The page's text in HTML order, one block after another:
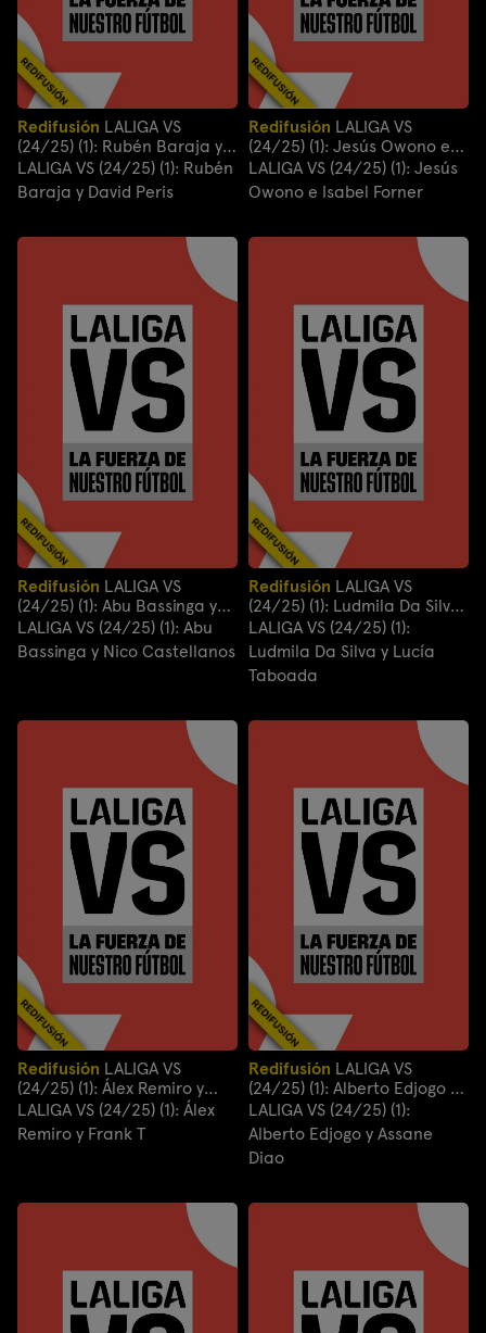
Redifusión
(24/25) (1): Rubén Baraja y
David Peris
LALIGA VS (24/25) (1): Rubén
Baraja y David Peris
Redifusión
(24/25) (1): Jesús Owono e
Isabel Forner
LALIGA VS (24/25) (1): Jesús
Owono e Isabel Forner
Redifusión
(24/25) (1): Abu Bassinga y
Nico Castellanos
LALIGA VS (24/25) (1): Abu
Bassinga y Nico Castellanos
Redifusión
(24/25) (1): Ludmila Da Silva
y Lucía Taboada
LALIGA VS (24/25) (1):
Ludmila Da Silva y Lucía
Taboada
Redifusión
(24/25) (1): Álex Remiro y
Frank T
LALIGA VS (24/25) (1): Álex
Remiro y Frank T
Redifusión
(24/25) (1): Alberto Edjogo y
Assane Diao
LALIGA VS (24/25) (1):
Alberto Edjogo y Assane
Diao